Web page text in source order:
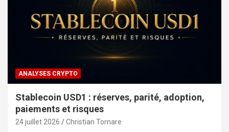
ANALYSES CRYPTO
Stablecoin USD1 : réserves, parité, adoption,
paiements et risques
24 juillet 2026 Christian Tornare